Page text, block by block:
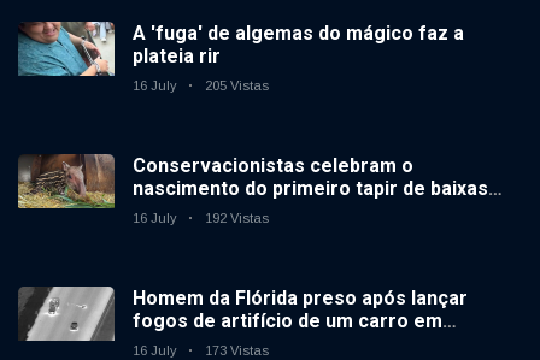
A 'fuga' de algemas do mágico faz a
plateia rir
16 July 205 Vistas
Conservacionistas celebram o
nascimento do primeiro tapir de baixas
terras no zoológico do Reino Unido em 14
16 July 192 Vistas
Homem da Flórida preso após lançar
fogos de artifício de um carro em
movimento
16 July 173 Vistas